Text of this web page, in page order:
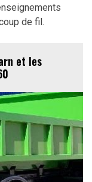
de fil.
et les